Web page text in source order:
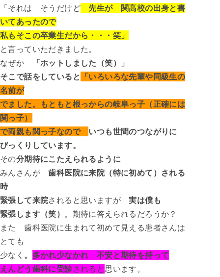
「それは そうだけど
先生が 関高校の出身と書
いてあったので
私もそこの卒業生だから・・・笑」
と言っていただきました。
なぜか
「ホットしました（笑）」
そこで話をしていると 「いろいろな先輩や同級生の
名前が
でました。もともと根っからの岐阜っ子（正確には
関っ子）
で両親も関っ子なので いつも世間のつながりに
びっくりしています。
その分期待にこたえられるように
みんさんが歯科医院に来院（特に初めて）される
時
緊張して来院されると思いますが 実は僕も
緊張します（笑） 。期待に答えられるだろうか？
また 歯科医院に生まれて初めて見える患者さんは
とても
少なく 。 多かれ少なかれ 不安と期待を持って
えんどう歯科に受診されると思います。